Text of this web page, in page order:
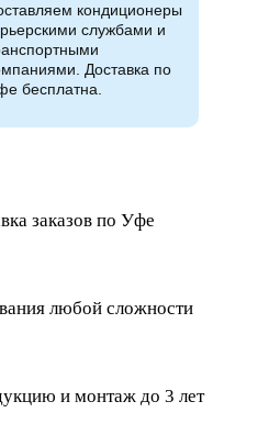
кондиционеры
службами и
Доставка по
бесплатна.
заказов по Уфе
любой сложности
и монтаж до 3 лет